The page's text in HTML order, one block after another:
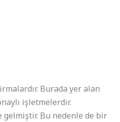
Burada yer alan
işletmelerdir.
Bu nedenle de bir